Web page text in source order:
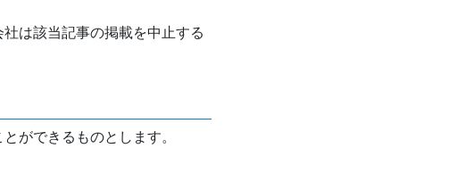
は該当記事の掲載を中止する
ができるものとします。